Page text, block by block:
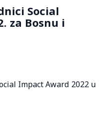
Social
za Bosnu i
Impact Award 2022 u